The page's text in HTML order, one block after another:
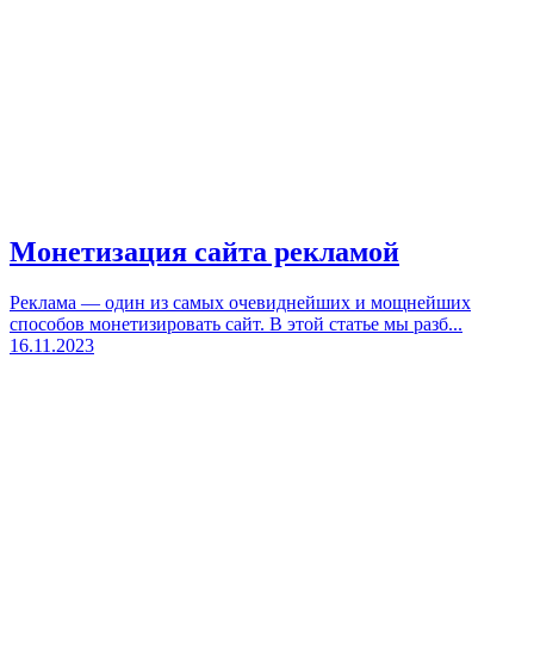
Монетизация сайта рекламой
Реклама — один из самых очевиднейших и мощнейших
способов монетизировать сайт. В этой статье мы разб...
16.11.2023